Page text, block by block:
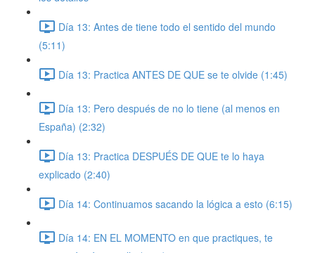
Día 13: Antes de tiene todo el sentido del mundo
(5:11)
Día 13: Practica ANTES DE QUE se te olvide (1:45)
Día 13: Pero después de no lo tiene (al menos en
España) (2:32)
Día 13: Practica DESPUÉS DE QUE te lo haya
explicado (2:40)
Día 14: Continuamos sacando la lógica a esto (6:15)
Día 14: EN EL MOMENTO en que practiques, te